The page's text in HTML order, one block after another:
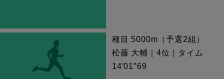
種目 5000m（予選2組）
松藤 大輔｜4位｜タイム
14′01″69